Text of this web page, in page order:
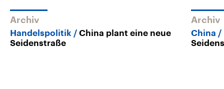
Archiv
Handelspolitik
China plant eine neue
Seidenstraße
Archiv
China